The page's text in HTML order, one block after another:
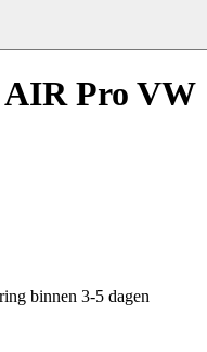
AIR Pro VW
binnen 3-5 dagen